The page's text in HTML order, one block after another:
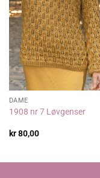
DAME
1908 nr 7 Løvgenser
kr80,00